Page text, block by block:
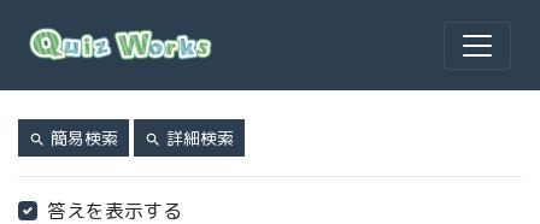
search 簡易検索 search 詳細検索
答えを表示する